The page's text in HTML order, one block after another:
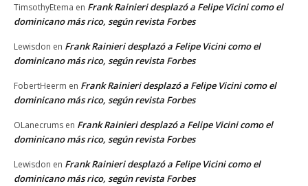
TimsothyEtema en Frank Rainieri desplazó a Felipe Vicini como el
dominicano más rico, según revista Forbes
Lewisdon en Frank Rainieri desplazó a Felipe Vicini como el
dominicano más rico, según revista Forbes
FobertHeerm en Frank Rainieri desplazó a Felipe Vicini como el
dominicano más rico, según revista Forbes
OLanecrums en Frank Rainieri desplazó a Felipe Vicini como el
dominicano más rico, según revista Forbes
Lewisdon en Frank Rainieri desplazó a Felipe Vicini como el
dominicano más rico, según revista Forbes